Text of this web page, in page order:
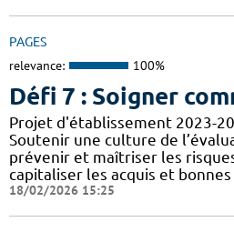
PAGES
relevance: 100%
Défi 7 : Soigner
Projet d'établissement 2023-
Soutenir une culture de
prévenir et maîtriser les
capitaliser les acquis et
18/02/2026 15:25